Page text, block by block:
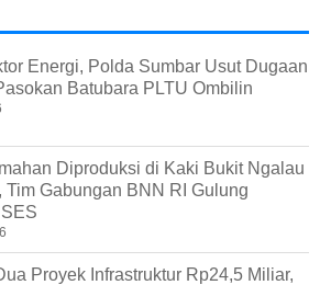
Energi, Polda Sumbar Usut Dugaan
Batubara PLTU Ombilin
Diproduksi di Kaki Bukit Ngalau
Tim Gabungan BNN RI Gulung
Proyek Infrastruktur Rp24,5 Miliar,